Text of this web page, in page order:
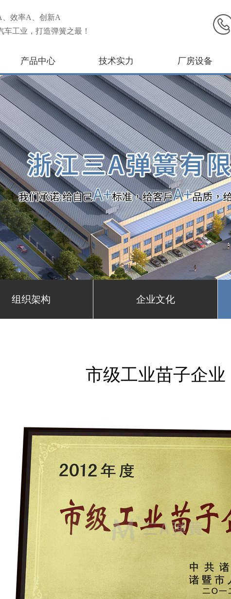
、效率A、创新A
车工业，打造弹簧之最！
产品中心 技术实力 厂房设备
组织架构 企业文化
市级工业苗子企业